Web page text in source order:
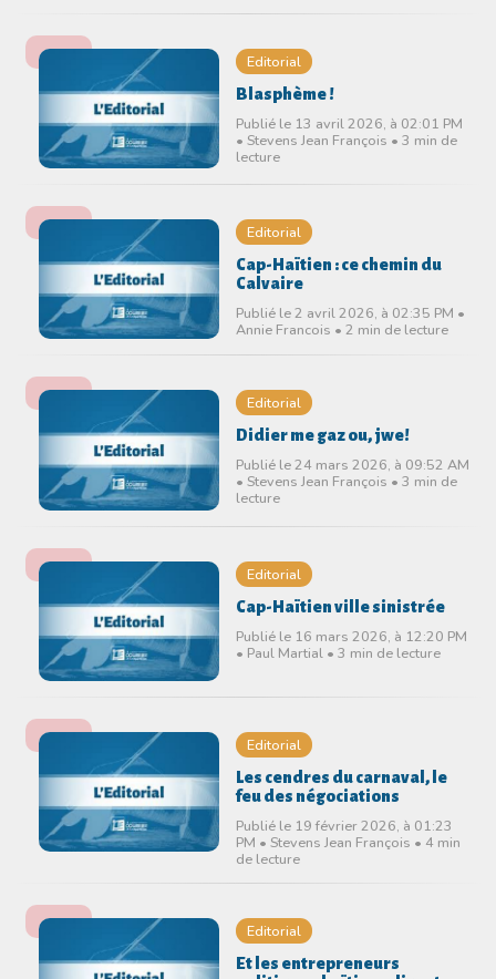
Editorial
Blasphème !
Publié le 13 avril 2026, à 02:01 PM
• Stevens Jean François • 3 min de
lecture
Editorial
Cap-Haïtien : ce chemin du
Calvaire
Publié le 2 avril 2026, à 02:35 PM •
Annie Francois • 2 min de lecture
Editorial
Didier me gaz ou, jwe!
Publié le 24 mars 2026, à 09:52 AM
• Stevens Jean François • 3 min de
lecture
Editorial
Cap-Haïtien ville sinistrée
Publié le 16 mars 2026, à 12:20 PM
• Paul Martial • 3 min de lecture
Editorial
Les cendres du carnaval, le
feu des négociations
Publié le 19 février 2026, à 01:23
PM • Stevens Jean François • 4 min
de lecture
Editorial
Et les entrepreneurs